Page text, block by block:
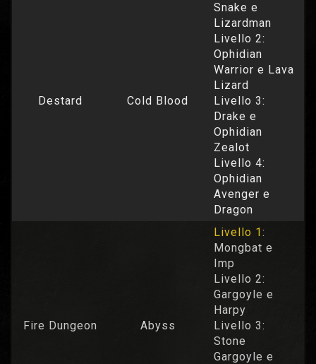
Destard Cold Blood
Snake e
Lizardman
Livello 2:
Ophidian
Warrior e Lava
Lizard
Livello 3:
Drake e
Ophidian
Zealot
Livello 4:
Ophidian
Avenger e
Dragon
Fire Dungeon Abyss
Livello 1:
Mongbat e
Imp
Livello 2:
Gargoyle e
Harpy
Livello 3:
Stone
Gargoyle e